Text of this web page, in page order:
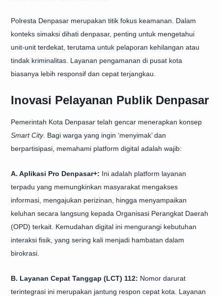
Polresta Denpasar merupakan titik fokus keamanan. Dalam
konteks simaksi dihati denpasar, penting untuk mengetahui
unit-unit terdekat, terutama untuk pelaporan kehilangan atau
tindak kriminalitas. Layanan pengamanan di pusat kota
biasanya lebih responsif dan cepat terjangkau.
Inovasi Pelayanan Publik Denpasar
Pemerintah Kota Denpasar telah gencar menerapkan konsep
Smart City. Bagi warga yang ingin ‘menyimak’ dan
berpartisipasi, memahami platform digital adalah wajib:
A. Aplikasi Pro Denpasar+: Ini adalah platform layanan
terpadu yang memungkinkan masyarakat mengakses
informasi, mengajukan perizinan, hingga menyampaikan
keluhan secara langsung kepada Organisasi Perangkat Daerah
(OPD) terkait. Kemudahan digital ini mengurangi kebutuhan
interaksi fisik, yang sering kali menjadi hambatan dalam
birokrasi.
B. Layanan Cepat Tanggap (LCT) 112: Nomor darurat
terintegrasi ini merupakan jantung respon cepat kota. Layanan